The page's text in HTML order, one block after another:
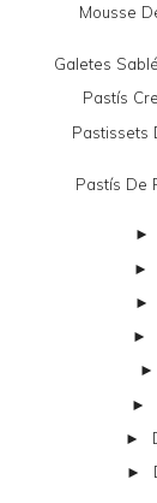
Mousse
Galetes
Pastís
Pastissets
Pastís De
►
►
►
►
►
►
►
►